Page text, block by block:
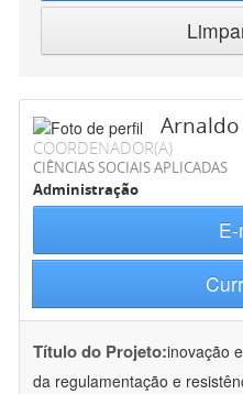
COORDENADOR(A)
CIÊNCIAS SOCIAIS APLICADAS
Administração
Título do Projeto:inovação
da regulamentação e